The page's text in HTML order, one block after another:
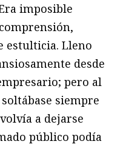
imposible
estulticia. Lleno
desde
pero al
siempre
a dejarse
público podía